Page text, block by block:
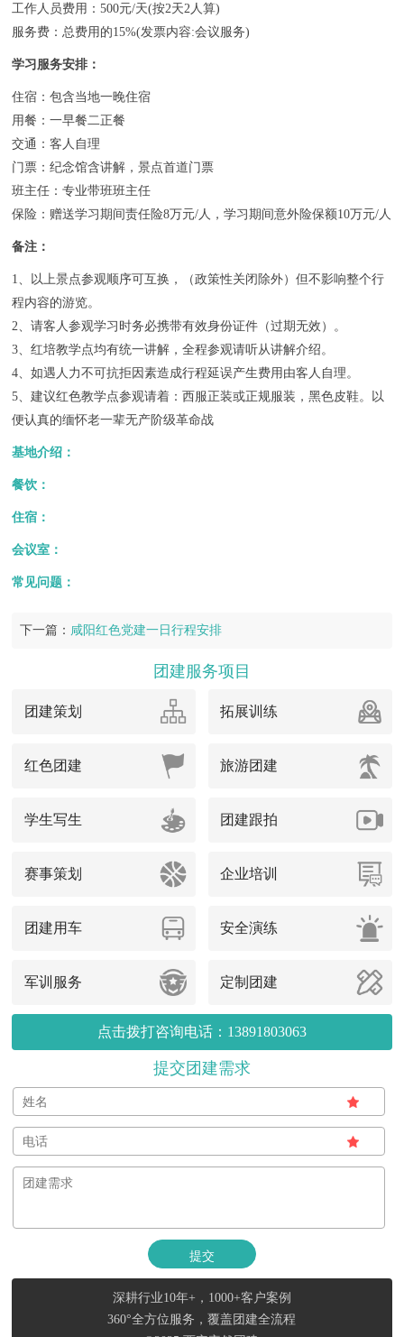
工作人员费用：500元/天(按2天2人算)
服务费：总费用的15%(发票内容:会议服务)
学习服务安排：
住宿：包含当地一晚住宿
用餐：一早餐二正餐
交通：客人自理
门票：纪念馆含讲解，景点首道门票
班主任：专业带班班主任
保险：赠送学习期间责任险8万元/人，学习期间意外险保额10万元/人
备注：
1、以上景点参观顺序可互换，（政策性关闭除外）但不影响整个行
程内容的游览。
2、请客人参观学习时务必携带有效身份证件（过期无效）。
3、红培教学点均有统一讲解，全程参观请听从讲解介绍。
4、如遇人力不可抗拒因素造成行程延误产生费用由客人自理。
5、建议红色教学点参观请着：西服正装或正规服装，黑色皮鞋。以
便认真的缅怀老一辈无产阶级革命战
基地介绍：
餐饮：
住宿：
会议室：
常见问题：
下一篇： 咸阳红色党建一日行程安排
团建服务项目
团建策划 拓展训练
红色团建 旅游团建
学生写生 团建跟拍
赛事策划 企业培训
团建用车 安全演练
军训服务 定制团建
点击拨打咨询电话：13891803063
提交团建需求
深耕行业10年+，1000+客户案例
360°全方位服务，覆盖团建全流程